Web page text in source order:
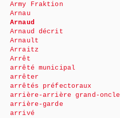
Army Fraktion
Arnau
Arnaud
Arnaud décrit
Arnault
Arraitz
Arrêt
arrêté municipal
arrêter
arrêtés préfectoraux
arrière-arrière grand-oncle
arrière-garde
arrivé